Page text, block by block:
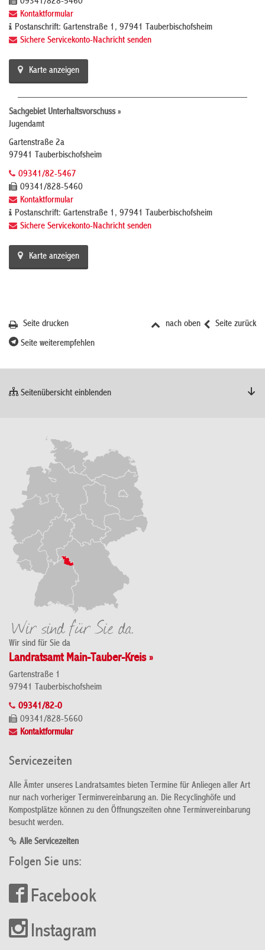
Kontaktformular
Postanschrift: Gartenstraße 1, 97941 Tauberbischofsheim
Sichere Servicekonto-Nachricht senden
Karte anzeigen
Sachgebiet Unterhaltsvorschuss »
Jugendamt
Gartenstraße 2a
97941 Tauberbischofsheim
09341/82-5467
09341/828-5460
Kontaktformular
Postanschrift: Gartenstraße 1, 97941 Tauberbischofsheim
Sichere Servicekonto-Nachricht senden
Karte anzeigen
Seite zurück
nach oben
Seite drucken
Seite weiterempfehlen
Seitenübersicht einblenden
Wir sind für Sie da
Landratsamt Main-Tauber-Kreis »
Gartenstraße 1
97941 Tauberbischofsheim
09341/82-0
09341/828-5660
Kontaktformular
Servicezeiten
Alle Ämter unseres Landratsamtes bieten Termine für Anliegen aller Art
nur nach vorheriger Terminvereinbarung an. Die Recyclinghöfe und
Kompostplätze können zu den Öffnungszeiten ohne Terminvereinbarung
besucht werden.
Alle Servicezeiten
Folgen Sie uns:
Facebook
Instagram